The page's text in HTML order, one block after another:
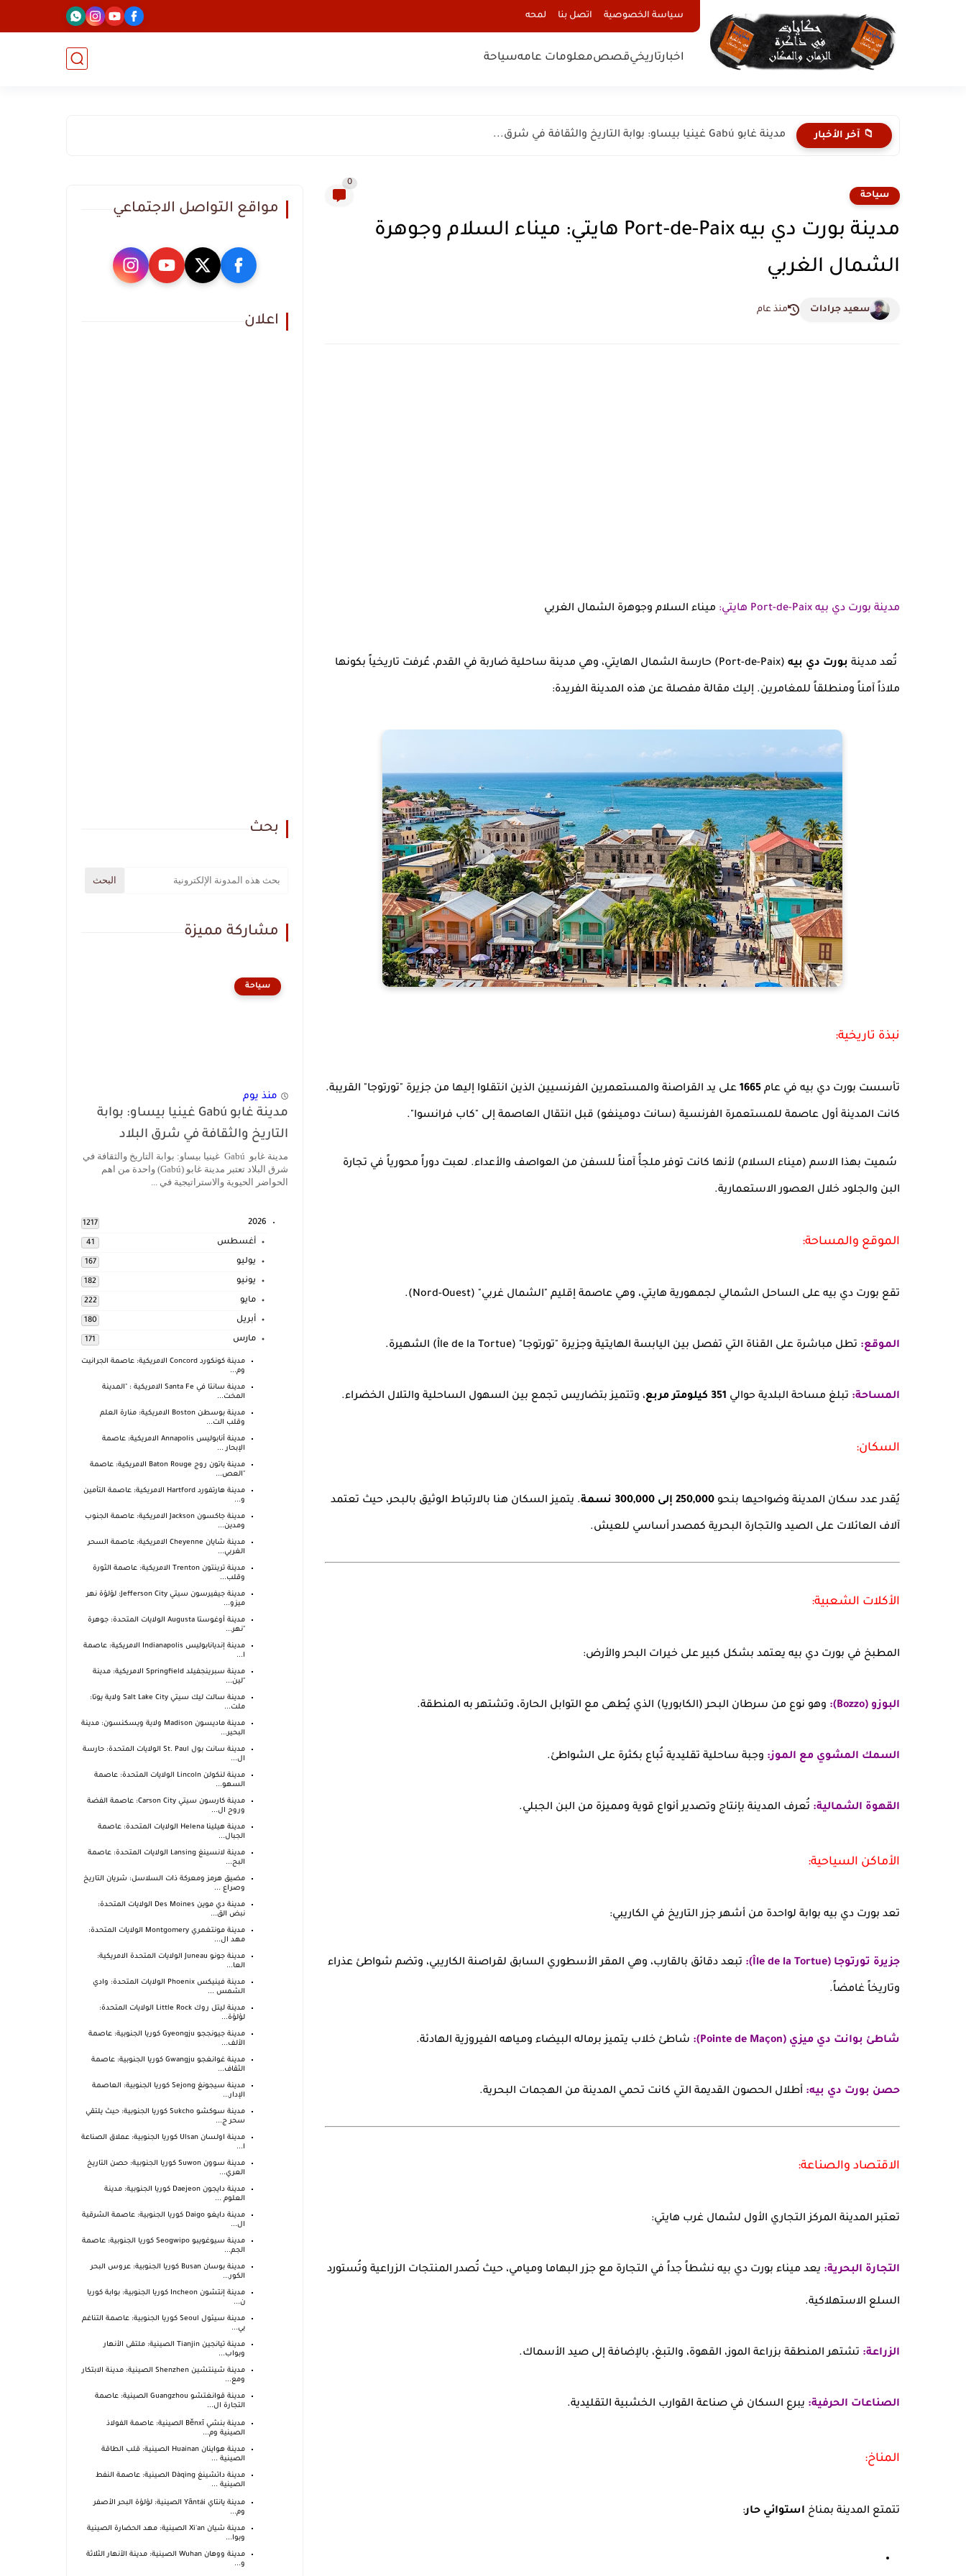
سياسة الخصوصية اتصل بنا لمحه
اخبارتاريخيقصصمعلومات عامهسياحة
📁 آخر الأخبار مدينة غابو Gabú غينيا بيساو: بوابة التاريخ والثقافة في شرق...
سياحة
0
مدينة بورت دي بيه Port-de-Paix هايتي: ميناء السلام وجوهرة
الشمال الغربي
سعيد جرادات منذ عام
مدينة بورت دي بيه Port-de-Paix هايتي : ميناء السلام وجوهرة الشمال الغربي
تُعد مدينة بورت دي بيه (Port-de-Paix) حارسة الشمال الهايتي، وهي مدينة ساحلية ضاربة في القدم، عُرفت تاريخياً بكونها
ملاذاً آمناً ومنطلقاً للمغامرين. إليك مقالة مفصلة عن هذه المدينة الفريدة:
نبذة تاريخية:
تأسست بورت دي بيه في عام 1665 على يد القراصنة والمستعمرين الفرنسيين الذين انتقلوا إليها من جزيرة "تورتوجا" القريبة.
كانت المدينة أول عاصمة للمستعمرة الفرنسية (سانت دومينغو) قبل انتقال العاصمة إلى "كاب فرانسوا".
سُميت بهذا الاسم (ميناء السلام) لأنها كانت توفر ملجأً آمناً للسفن من العواصف والأعداء. لعبت دوراً محورياً في تجارة
البن والجلود خلال العصور الاستعمارية.
الموقع والمساحة:
تقع بورت دي بيه على الساحل الشمالي لجمهورية هايتي، وهي عاصمة إقليم "الشمال غربي" (Nord-Ouest).
الموقع: تطل مباشرة على القناة التي تفصل بين اليابسة الهايتية وجزيرة "تورتوجا" (Île de la Tortue) الشهيرة.
المساحة: تبلغ مساحة البلدية حوالي 351 كيلومتر مربع ، وتتميز بتضاريس تجمع بين السهول الساحلية والتلال الخضراء.
السكان:
يُقدر عدد سكان المدينة وضواحيها بنحو 250,000 إلى 300,000 نسمة . يتميز السكان هنا بالارتباط الوثيق بالبحر، حيث تعتمد
آلاف العائلات على الصيد والتجارة البحرية كمصدر أساسي للعيش.
الأكلات الشعبية:
المطبخ في بورت دي بيه يعتمد بشكل كبير على خيرات البحر والأرض:
البوزو (Bozzo): وهو نوع من سرطان البحر (الكابوريا) الذي يُطهى مع التوابل الحارة، وتشتهر به المنطقة.
السمك المشوي مع الموز: وجبة ساحلية تقليدية تُباع بكثرة على الشواطئ.
القهوة الشمالية: تُعرف المدينة بإنتاج وتصدير أنواع قوية ومميزة من البن الجبلي.
الأماكن السياحية:
تعد بورت دي بيه بوابة لواحدة من أشهر جزر التاريخ في الكاريبي:
جزيرة تورتوجا (Île de la Tortue): تبعد دقائق بالقارب، وهي المقر الأسطوري السابق لقراصنة الكاريبي، وتضم شواطئ عذراء
وتاريخاً غامضاً.
شاطئ بوانت دي ميزي (Pointe de Maçon): شاطئ خلاب يتميز برماله البيضاء ومياهه الفيروزية الهادئة.
حصن بورت دي بيه: أطلال الحصون القديمة التي كانت تحمي المدينة من الهجمات البحرية.
الاقتصاد والصناعة:
تعتبر المدينة المركز التجاري الأول لشمال غرب هايتي:
التجارة البحرية: يعد ميناء بورت دي بيه نشطاً جداً في التجارة مع جزر البهاما وميامي، حيث تُصدر المنتجات الزراعية وتُستورد
السلع الاستهلاكية.
الزراعة: تشتهر المنطقة بزراعة الموز، القهوة، والتبغ، بالإضافة إلى صيد الأسماك.
الصناعات الحرفية: يبرع السكان في صناعة القوارب الخشبية التقليدية.
المناخ:
تتمتع المدينة بمناخ استوائي حار:
مواقع التواصل الاجتماعي
اعلان
بحث
مشاركة مميزة
سياحة
منذ يوم
مدينة غابو Gabú غينيا بيساو: بوابة
التاريخ والثقافة في شرق البلاد
مدينة غابو Gabú غينيا بيساو: بوابة التاريخ والثقافة في
شرق البلاد تعتبر مدينة غابو (Gabú) واحدة من اهم
الحواضر الحيوية والاستراتيجية في ...
2026
1217
أغسطس 41
يوليو 167
يونيو 182
مايو 222
أبريل 180
مارس 171
مدينة كونكورد Concord الامريكية: عاصمة الجرانيت
وم...
مدينة سانتا في Santa Fe الامريكية : "المدينة
المخت...
مدينة بوسطن Boston الامريكية: منارة العلم
وقلب الت...
مدينة أنابوليس Annapolis الامريكية: عاصمة
الإبحار ...
مدينة باتون روج Baton Rouge الامريكية: عاصمة
"العص...
مدينة هارتفورد Hartford الامريكية: عاصمة التأمين
و...
مدينة جاكسون Jackson الامريكية: عاصمة الجنوب
ومدين...
مدينة شايان Cheyenne الامريكية: عاصمة السحر
الغربي...
مدينة ترينتون Trenton الامريكية: عاصمة الثورة
وقلب...
مدينة جيفيرسون سيتي Jefferson City: لؤلؤة نهر
ميزو...
مدينة أوغوستا Augusta الولايات المتحدة: جوهرة
"نهر...
مدينة إنديانابوليس Indianapolis الامريكية: عاصمة
ا...
مدينة سبرينجفيلد Springfield الامريكية: مدينة
"لين...
مدينة سالت ليك سيتي Salt Lake City ولاية يوتا:
ملت...
مدينة ماديسون Madison ولاية ويسكنسون: مدينة
البحير...
مدينة سانت بول St. Paul الولايات المتحدة: حارسة
ال...
مدينة لنكولن Lincoln الولايات المتحدة: عاصمة
السهو...
مدينة كارسون سيتي Carson City: عاصمة الفضة
وروح ال...
مدينة هيلينا Helena الولايات المتحدة: عاصمة
الجبال...
مدينة لانسينغ Lansing الولايات المتحدة: عاصمة
البح...
مضيق هرمز ومعركة ذات السلاسل: شريان التاريخ
وصراع ...
مدينة دي موين Des Moines الولايات المتحدة:
نبض الق...
مدينة مونتغمري Montgomery الولايات المتحدة:
مهد ال...
مدينة جونو Juneau الولايات المتحدة الامريكية:
العا...
مدينة فينيكس Phoenix الولايات المتحدة: وادي
الشمس ...
مدينة ليتل روك Little Rock الولايات المتحدة:
لؤلؤة...
مدينة جيونججو Gyeongju كوريا الجنوبية: عاصمة
الألف...
مدينة غوانغجو Gwangju كوريا الجنوبية: عاصمة
الثقاف...
مدينة سيجونغ Sejong كوريا الجنوبية: العاصمة
الإدار...
مدينة سوكشو Sukcho كوريا الجنوبية: حيث يلتقي
سحر ج...
مدينة اولسان Ulsan كوريا الجنوبية: عملاق الصناعة
ا...
مدينة سوون Suwon كوريا الجنوبية: حصن التاريخ
العري...
مدينة دايجون Daejeon كوريا الجنوبية: مدينة
العلوم ...
مدينة دايغو Daigo كوريا الجنوبية: عاصمة الشرقية
ال...
مدينة سيوغويبو Seogwipo كوريا الجنوبية: عاصمة
الجم...
مدينة بوسان Busan كوريا الجنوبية: عروس البحر
الكور...
مدينة إنتشون Incheon كوريا الجنوبية: بوابة كوريا
ن...
مدينة سيئول Seoul كوريا الجنوبية: عاصمة التناغم
بي...
مدينة تيانجين Tianjin الصينية: ملتقى الأنهار
وبواب...
مدينة شينتشين Shenzhen الصينية: مدينة الابتكار
ومع...
مدينة قوانغتشو Guangzhou الصينية: عاصمة
التجارة ال...
مدينة بنشي Běnxī الصينية: عاصمة الفولاذ
الصينية وم...
مدينة هواينان Huainan الصينية: قلب الطاقة
الصينية ...
مدينة داتشينغ Dàqìng الصينية: عاصمة النفط
الصينية ...
مدينة يانتاي Yāntái الصينية: لؤلؤة البحر الأصفر
وم...
مدينة شيان Xi'an الصينية: مهد الحضارة الصينية
وبوا...
مدينة ووهان Wuhan الصينية: مدينة الأنهار الثلاثة
و...